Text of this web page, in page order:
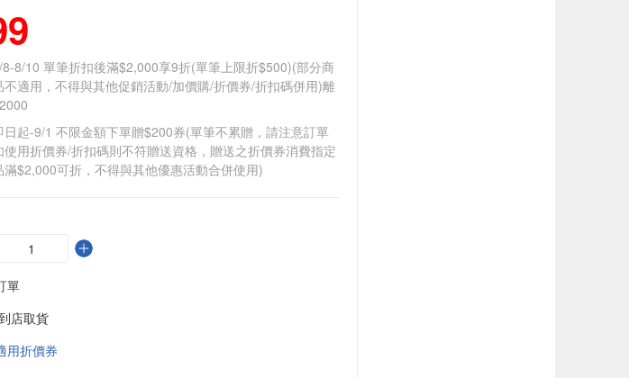
8/10 單筆折扣後滿$2,000享9折(單筆上限折$500)(部分商
不適用，不得與其他促銷活動/加價購/折價券/折扣碼併用)離
日起-9/1 不限金額下單贈$200券(單筆不累贈，請注意訂單
使用折價券/折扣碼則不符贈送資格，贈送之折價券消費指定
滿$2,000可折，不得與其他優惠活動合併使用)
單
店取貨
用折價券